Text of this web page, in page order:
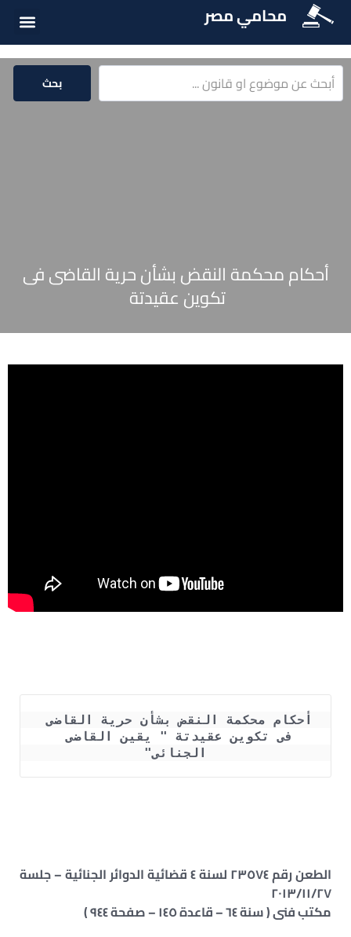
محامي مصر
بحث
أحكام محكمة النقض بشأن حرية القاضى فى
تكوين عقيدتة
أحكام محكمة النقض بشأن حرية القاضى
فى تكوين عقيدتة " يقين القاضى
الجنائى"
الطعن رقم ٢٣٥٧٤ لسنة ٤ قضائية الدوائر الجنائية – جلسة
٢٠١٣/١١/٢٧
مكتب فنى ( سنة ٦٤ – قاعدة ١٤٥ – صفحة ٩٤٤ )